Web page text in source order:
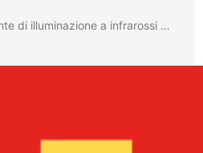
di illuminazione a infrarossi …